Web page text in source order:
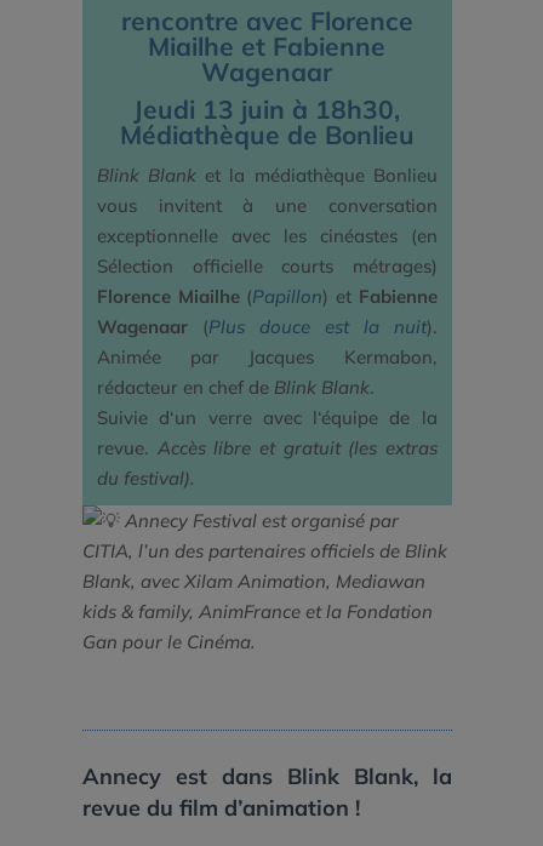
rencontre avec Florence
Miailhe et Fabienne
Wagenaar
Jeudi 13 juin à 18h30,
Médiathèque de Bonlieu
Blink Blank et la médiathèque Bonlieu
vous invitent à une conversation
exceptionnelle avec les cinéastes (en
Sélection officielle courts métrages)
Florence Miailhe(Papillon) et Fabienne
Wagenaar (Plus douce est la nuit).
Animée par Jacques Kermabon,
rédacteur en chef de Blink Blank.
Suivie d‘un verre avec l‘équipe de la
revue. Accès libre et gratuit (les extras
du festival).
Annecy Festival est organisé par
CITIA, l’un des partenaires officiels de Blink
Blank, avec Xilam Animation, Mediawan
kids & family, AnimFrance et la Fondation
Gan pour le Cinéma.
Annecy est dans Blink Blank, la
revue du film d’animation !